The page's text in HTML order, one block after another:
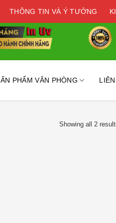
THÔNG TIN VÀ Ý TƯỞNG
ẤN PHẨM VĂN PHÒNG
Showing all 2